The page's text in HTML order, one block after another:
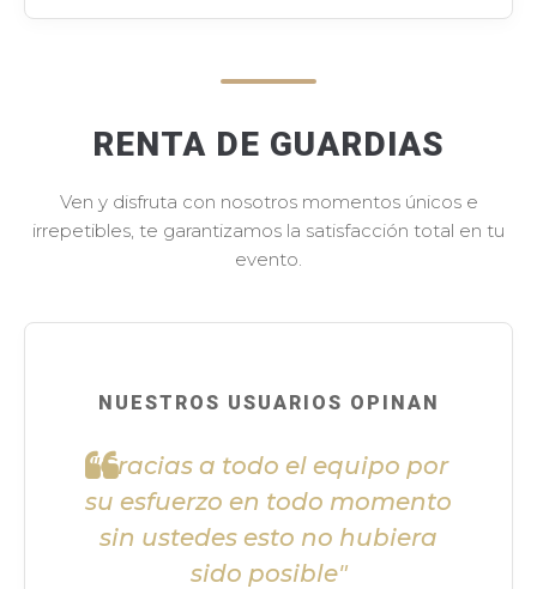
RENTA DE GUARDIAS
Ven y disfruta con nosotros momentos únicos e
irrepetibles, te garantizamos la satisfacción total en tu
evento.
NUESTROS USUARIOS OPINAN
"Gracias a todo el equipo por
su esfuerzo en todo momento
sin ustedes esto no hubiera
sido posible"